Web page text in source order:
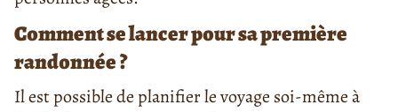
Comment se lancer pour sa première
randonnée ?
Il est possible de planifier le voyage soi-même à